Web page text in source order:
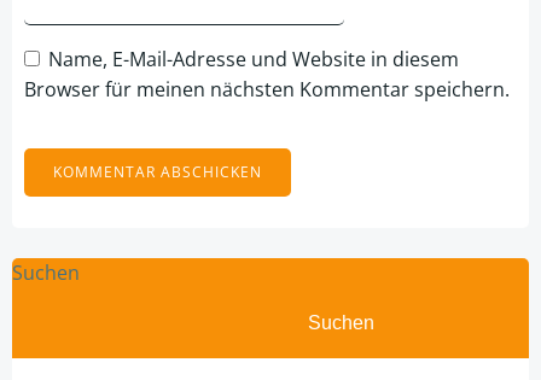
Name, E-Mail-Adresse und Website in diesem
Browser für meinen nächsten Kommentar speichern.
Suchen
Suchen